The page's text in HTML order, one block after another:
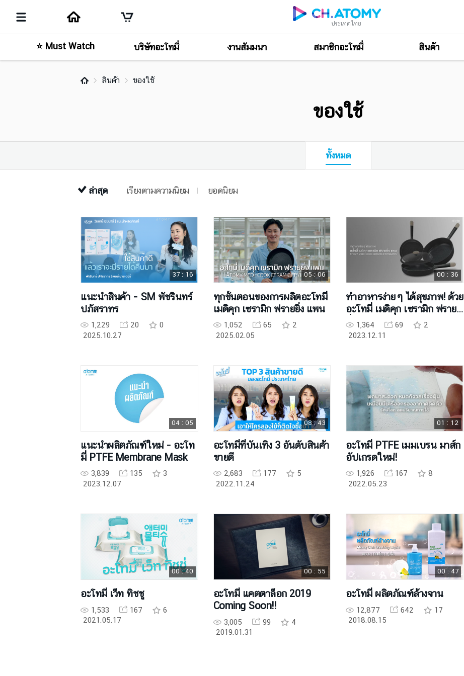
ประเทศไทย
⭐ Must Watch บริษัทอะโทมี่ งานสัมมนา สมาชิกอะโทมี่ สินค้า
สินค้า ของใช้
ของใช้
ทั้งหมด
ล่าสุด เรียงตามความนิยม ยอดนิยม
37 : 16
แนะนำสินค้า - SM พัชรินทร์
ปภัสราทร
1,229 20
0
2025.10.27
05 : 06
ทุกขั้นตอนของการผลิตอะโทมี่
เมดิคุก เซรามิก ฟรายยิ่ง แพน
1,052 65
2
2025.02.05
00 : 36
ทำอาหารง่ายๆ ได้สุขภาพ! ด้วย
อะโทมี่ เมดิคุก เซรามิก ฟราย
ยิ่ง แพน
1,364 69
2
2023.12.11
04 : 05
แนะนำผลิตภัณฑ์ใหม่ - อะโท
มี่ PTFE Membrane Mask
3,839 135
3
2023.12.07
08 : 43
อะโทมี่ที่บันเทิง 3 อันดับสินค้า
ขายดี
2,683 177
5
2022.11.24
01 : 12
อะโทมี่ PTFE เมมเบรน มาส์ก
อัปเกรดใหม่!
1,926 167
8
2022.05.23
00 : 40
อะโทมี่ เว็ท ทิชชู
1,533 167
6
2021.05.17
00 : 55
อะโทมี่ แคตตาล็อก 2019
Coming Soon!!
3,005 99
4
2019.01.31
00 : 47
อะโทมี่ ผลิตภัณฑ์ล้างจาน
12,877 642
17
2018.08.15